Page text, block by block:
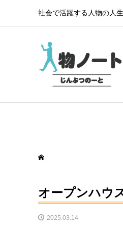
社会で活躍する人物の人
オープンハウ
2025.03.14